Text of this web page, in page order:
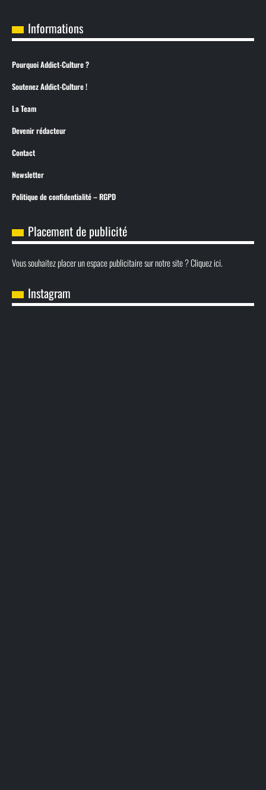
Informations
Pourquoi Addict-Culture ?
Soutenez Addict-Culture !
La Team
Devenir rédacteur
Contact
Newsletter
Politique de confidentialité – RGPD
Placement de publicité
Vous souhaitez placer un espace publicitaire sur notre site ? Cliquez ici.
Instagram